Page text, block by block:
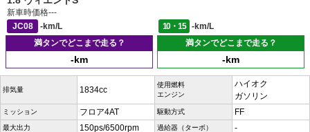
新車時価格---
JC08
-km/L 10・15
-km/L
満タンでどこまで走る？
-km
満タンでどこまで走る？
-km
排気量 1834cc
使用燃料
エンジン
ハイオク
ガソリン
ミッション フロア4AT 駆動方式 FF
最大出力 150ps/6500rpm 過給器（ターボ） -